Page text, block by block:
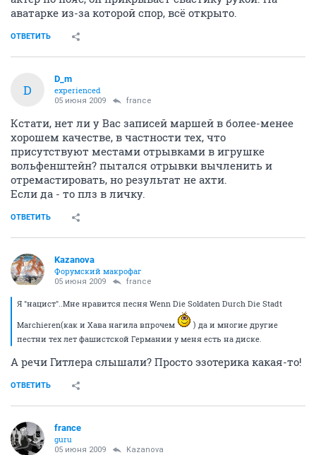
аватарке из-за которой спор, всё открыто.
ОТВЕТИТЬ
D
D_m
experienced
05 июня 2009 france
Кстати, нет ли у Вас записей маршей в более-менее
хорошем качестве, в частности тех, что
присутствуют местами отрывками в игрушке
вольфенштейн? пытался отрывки вычленить и
отремастировать, но результат не ахти.
Если да - то плз в личку.
ОТВЕТИТЬ
Kazanova
Форумский макрофаг
05 июня 2009 france
Я "нацист"..Мне нравится песня Wenn Die Soldaten Durch Die Stadt
Marchieren(как и Хава нагила впрочем
) да и многие другие
пестни тех лет фашистской Германии у меня есть на диске.
А речи Гитлера слышали? Просто эзотерика какая-то!
ОТВЕТИТЬ
france
guru
05 июня 2009 Kazanova